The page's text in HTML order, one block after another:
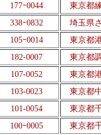
177ｰ0044
東京都
338ｰ0832
埼玉県
105ｰ0014
東京都
182-0007
東京都
107-0052
東京都
103-0023
東京都
101-0054
東京都
100ｰ0005
東京都